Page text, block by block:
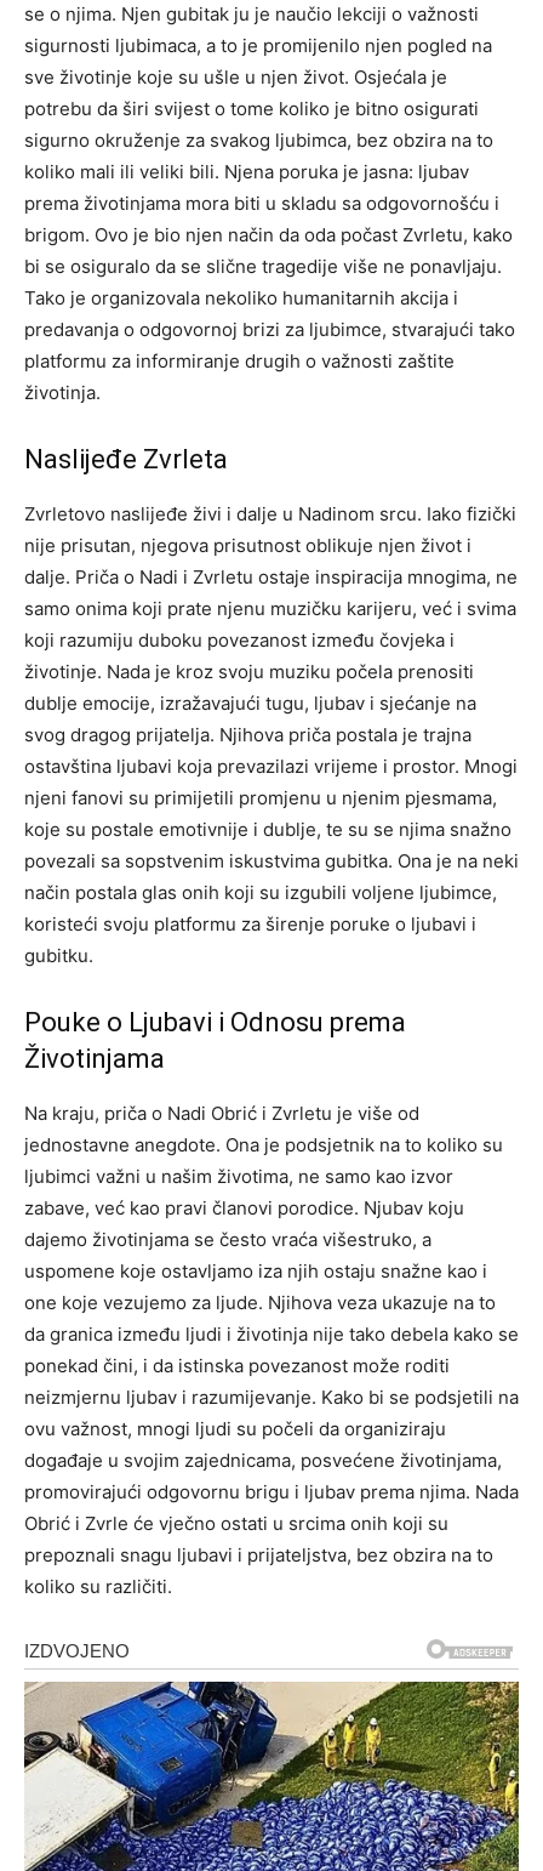
se o njima. Njen gubitak ju je naučio lekciji o važnosti
sigurnosti ljubimaca, a to je promijenilo njen pogled na
sve životinje koje su ušle u njen život. Osjećala je
potrebu da širi svijest o tome koliko je bitno osigurati
sigurno okruženje za svakog ljubimca, bez obzira na to
koliko mali ili veliki bili. Njena poruka je jasna: ljubav
prema životinjama mora biti u skladu sa odgovornošću i
brigom. Ovo je bio njen način da oda počast Zvrletu, kako
bi se osiguralo da se slične tragedije više ne ponavljaju.
Tako je organizovala nekoliko humanitarnih akcija i
predavanja o odgovornoj brizi za ljubimce, stvarajući tako
platformu za informiranje drugih o važnosti zaštite
životinja.
Naslijeđe Zvrleta
Zvrletovo naslijeđe živi i dalje u Nadinom srcu. Iako fizički
nije prisutan, njegova prisutnost oblikuje njen život i
dalje. Priča o Nadi i Zvrletu ostaje inspiracija mnogima, ne
samo onima koji prate njenu muzičku karijeru, već i svima
koji razumiju duboku povezanost između čovjeka i
životinje. Nada je kroz svoju muziku počela prenositi
dublje emocije, izražavajući tugu, ljubav i sjećanje na
svog dragog prijatelja. Njihova priča postala je trajna
ostavština ljubavi koja prevazilazi vrijeme i prostor. Mnogi
njeni fanovi su primijetili promjenu u njenim pjesmama,
koje su postale emotivnije i dublje, te su se njima snažno
povezali sa sopstvenim iskustvima gubitka. Ona je na neki
način postala glas onih koji su izgubili voljene ljubimce,
koristeći svoju platformu za širenje poruke o ljubavi i
gubitku.
Pouke o Ljubavi i Odnosu prema
Životinjama
Na kraju, priča o Nadi Obrić i Zvrletu je više od
jednostavne anegdote. Ona je podsjetnik na to koliko su
ljubimci važni u našim životima, ne samo kao izvor
zabave, već kao pravi članovi porodice. Njubav koju
dajemo životinjama se često vraća višestruko, a
uspomene koje ostavljamo iza njih ostaju snažne kao i
one koje vezujemo za ljude. Njihova veza ukazuje na to
da granica između ljudi i životinja nije tako debela kako se
ponekad čini, i da istinska povezanost može roditi
neizmjernu ljubav i razumijevanje. Kako bi se podsjetili na
ovu važnost, mnogi ljudi su počeli da organiziraju
događaje u svojim zajednicama, posvećene životinjama,
promovirajući odgovornu brigu i ljubav prema njima. Nada
Obrić i Zvrle će vječno ostati u srcima onih koji su
prepoznali snagu ljubavi i prijateljstva, bez obzira na to
koliko su različiti.